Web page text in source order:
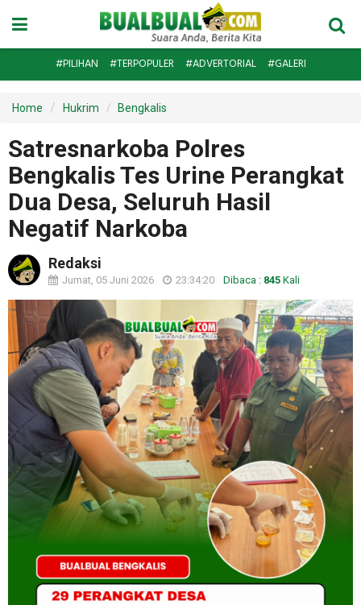
#PILIHAN #TERPOPULER #ADVERTORIAL #GALERI
Home Hukrim Bengkalis
Satresnarkoba Polres
Bengkalis Tes Urine Perangkat
Dua Desa, Seluruh Hasil
Negatif Narkoba
Redaksi
Jumat, 05 Juni 2026 23:34:20 Dibaca : 845 Kali